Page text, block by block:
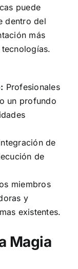
puede
dentro del
más
Profesionales
un profundo
de
de
miembros
y
existentes.
Magia